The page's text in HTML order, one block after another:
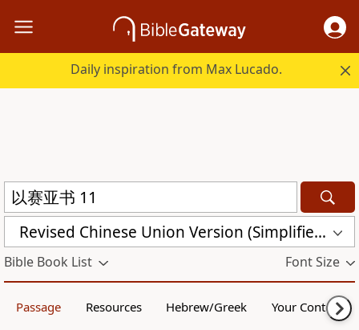
Daily inspiration from Max Lucado.
Revised Chinese Union Version (Simplified Script) Shen Edition (RCU17SS)
Bible Book List Font Size
Passage Resources Hebrew/Greek Your Content